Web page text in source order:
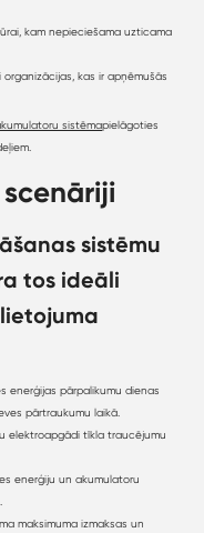
kam nepieciešama uzticama
organizācijas, kas ir apņēmušās
sistēmapielāgoties
sistēmu
tos ideāli
enerģijas pārpalikumu dienas
pārtraukumu laikā.
elektroapgādi tīkla traucējumu
enerģiju un akumulatoru
maksimuma izmaksas un